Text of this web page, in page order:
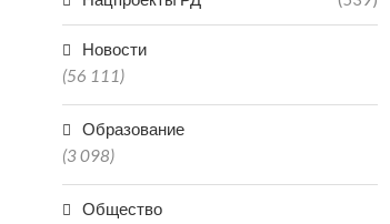
Новости
(56 111)
Образование
(3 098)
Общество